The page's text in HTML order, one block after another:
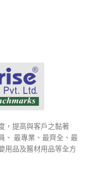
，提高與客戶之黏著
、 最專業、最齊全、最
用品及醫材用品等全方